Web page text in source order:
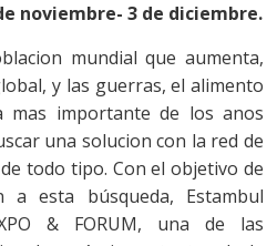
noviembre- 3 de diciembre.
mundial que aumenta,
y las guerras, el alimento
importante de los anos
una solucion con la red de
todo tipo. Con el objetivo de
a esta búsqueda, Estambul
& FORUM, una de las